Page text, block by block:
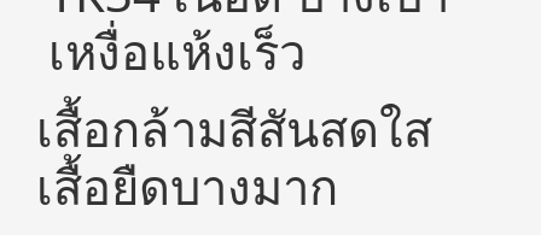
เหงื่อแห้งเร็ว
เสื้อกล้ามสีสันสดใส
เสื้อยืดบางมาก